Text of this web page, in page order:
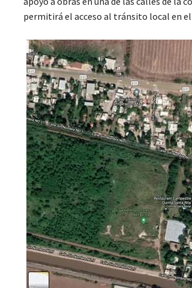
permitirá el acceso al tránsito local en el